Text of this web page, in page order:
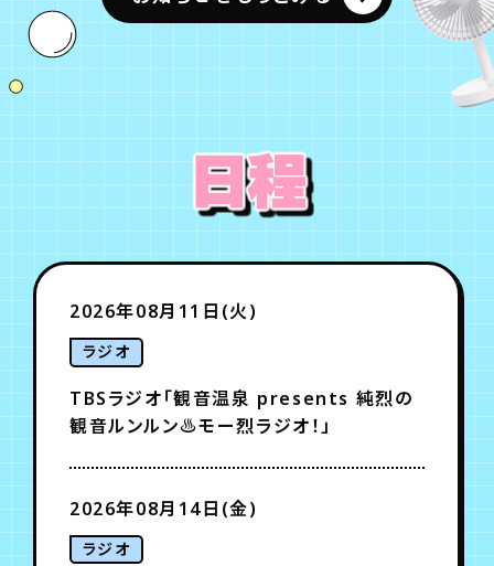
日程
2026年08月11日(火)
ラジオ
TBSラジオ「観音温泉 presents 純烈の
観音ルンルン♨モー烈ラジオ！」
2026年08月14日(金)
ラジオ